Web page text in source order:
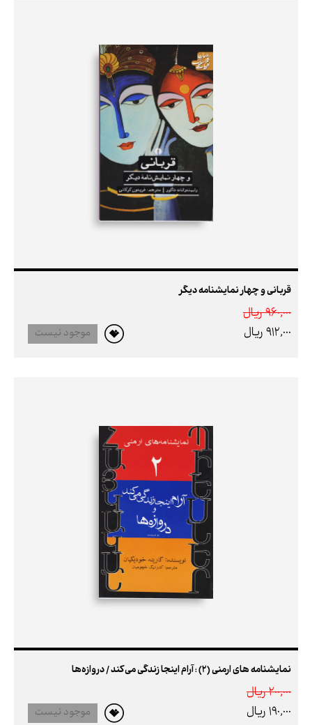
قربانی و چهار نمایشنامه دیگر
960,000 ريال
912,000 ريال
موجود نیست
نمایشنامه های ارمنی (2) : آرام اینجا زندگی می‌کند / دروازه‌ها
200,000 ريال
190,000 ريال
موجود نیست